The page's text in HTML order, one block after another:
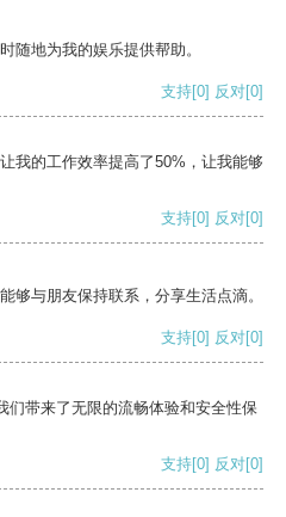
随地为我的娱乐提供帮助。
支持[0] 反对[0]
我的工作效率提高了50%，让我能够
支持[0] 反对[0]
够与朋友保持联系，分享生活点滴。
支持[0] 反对[0]
们带来了无限的流畅体验和安全性保
支持[0] 反对[0]